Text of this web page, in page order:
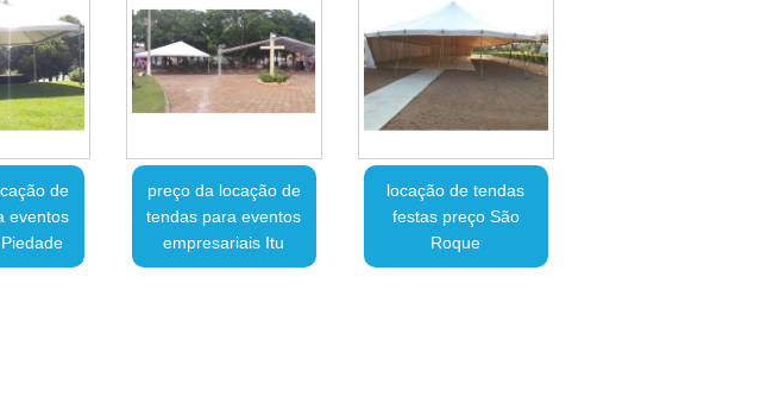
de
eventos
preço da locação de
tendas para eventos
empresariais Itu
locação de tendas
festas preço São
Roque